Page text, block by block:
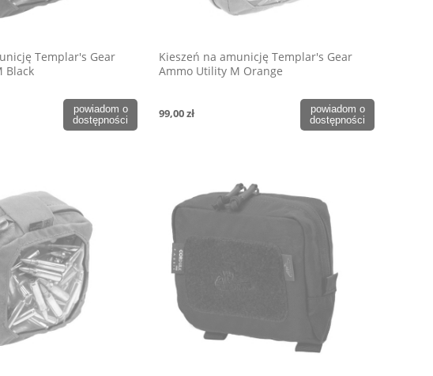
Templar's Gear
Black
powiadom o
dostępności
Kieszeń na amunicję Templar's Gear
Ammo Utility M Orange
99,00 zł
powiadom o
dostępności